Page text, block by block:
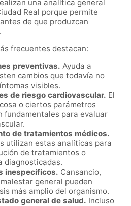
una analítica general
Real porque permite
de que produzcan
frecuentes destacan:
preventivas. Ayuda a
cambios que todavía no
visibles.
de riesgo cardiovascular. El
o ciertos parámetros
fundamentales para evaluar
de tratamientos médicos.
utilizan estas analíticas para
de tratamientos o
diagnosticadas.
inespecíficos. Cansancio,
general pueden
más amplio del organismo.
general de salud. Incluso